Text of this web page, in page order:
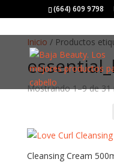
(664) 609 9798
Inicio / Productos
Mostrando 1–9 de 31
Cleansing Cream